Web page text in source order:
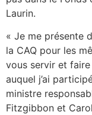
Laurin.
« Je me présente
la CAQ pour les
vous servir et
auquel j’ai
ministre
Fitzgibbon et